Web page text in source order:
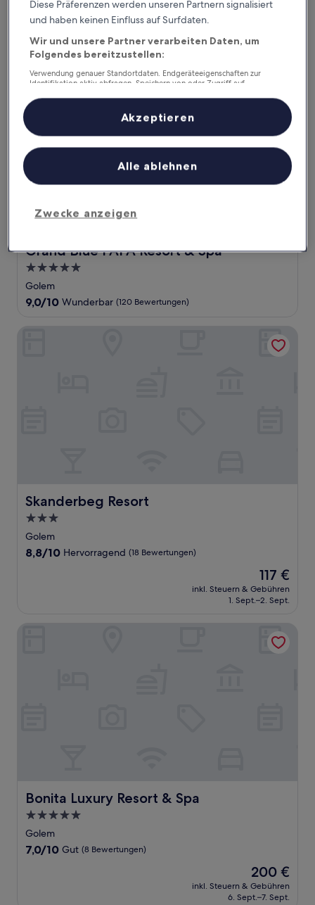
9.4
von
Außergewöhnlich,
(101
9,4/10 Außergewöhnlich (101 Bewertungen)
Preis
inkl. Steuern & Gebühren
Grand Blue FAFA Resort & Spa
Grand Blue FAFA Resort & Spa
5.0-
Sterne-
Unterkunft
Golem
9.0
10,
9,0/10 Wunderbar (120 Bewertungen)
Grand Blue FAFA Resort & Spa
Skanderbeg Resort
Skanderbeg Resort
3.0-
Sterne-
Unterkunft
Golem
8.8
8,8/10 Hervorragend (18 Bewertungen)
Der
Preis
beträgt
117 €
inkl. Steuern & Gebühren
1. Sept.–2. Sept.
Bonita Luxury Resort & Spa
Bonita Luxury Resort & Spa
5.0-
Sterne-
Unterkunft
Golem
7.0
7,0/10 Gut (8 Bewertungen)
Der
Preis
beträgt
200 €
inkl. Steuern & Gebühren
6. Sept.–7. Sept.
Diese Präferenzen werden unseren Partnern signalisiert
und haben keinen Einfluss auf Surfdaten.
Wir und unsere Partner verarbeiten Daten, um
Folgendes bereitzustellen:
Verwendung genauer Standortdaten. Endgeräteeigenschaften zur
Identifikation aktiv abfragen. Speichern von oder Zugriff auf
Inhalte, Messung von Werbeleistung und der Performance von Inhalten,
Zielgruppenforschung sowie Entwicklung und Verbesserung von
Liste der Partner (Lieferanten)
Zwecke anzeigen
Alle ablehnen
Akzeptieren